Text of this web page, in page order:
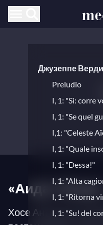
Джузеппе
Preludio
I, 1: "Sì: corre
I, 1: "Se quel
I,1: "Celeste
I, 1: "Quale
I, 1: "Dessa!"
I, 1: "Alta
I, 1: "Ritorna
I, 1: "Su! del
«Аида» Верди
Хосе Антонио